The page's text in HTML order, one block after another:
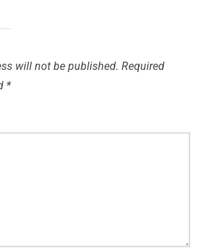
will not be published. Required
*